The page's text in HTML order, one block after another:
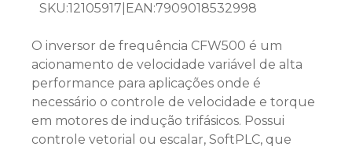
SKU:12105917 EAN:7909018532998
O inversor de frequência CFW500 é um
acionamento de velocidade variável de alta
performance para aplicações onde é
necessário o controle de velocidade e torque
em motores de indução trifásicos. Possui
controle vetorial ou escalar, SoftPLC, que